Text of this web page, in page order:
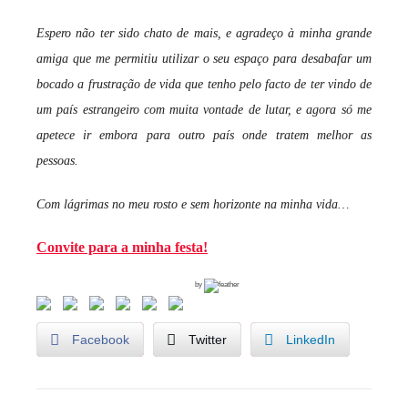
Espero não ter sido chato de mais, e agradeço à minha grande
amiga que me permitiu utilizar o seu espaço para desabafar um
bocado a frustração de vida que tenho pelo facto de ter vindo de
um país estrangeiro com muita vontade de lutar, e agora só me
apetece ir embora para outro país onde tratem melhor as
pessoas.
Com lágrimas no meu rosto e sem horizonte na minha vida…
Convite para a minha festa!
by
Facebook Twitter LinkedIn